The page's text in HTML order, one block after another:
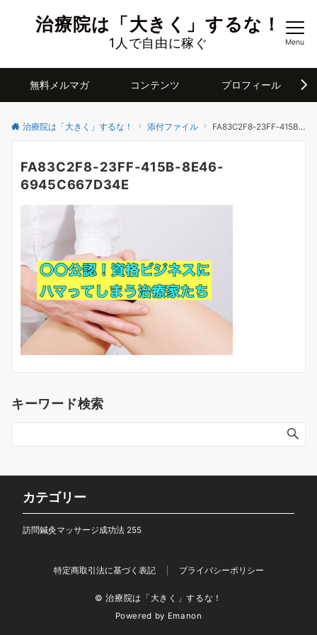
治療院は「大きく」するな！
1人で自由に稼ぐ Menu
無料メルマガ コンテンツ プロフィール
治療院は「大きく」するな！ 添付ファイル FA83C2F8-23FF-415B-8E46-6945C667D34E
FA83C2F8-23FF-415B-8E46-
6945C667D34E
キーワード検索
カテゴリー
訪問鍼灸マッサージ成功法 255
特定商取引法に基づく表記 プライバシーポリシー
© 治療院は「大きく」するな！
Powered by Emanon